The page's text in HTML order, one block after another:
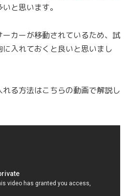
と思います。
カーが移動されているため、試
入れておくと良いと思いまし
る方法はこちらの動画で解説し